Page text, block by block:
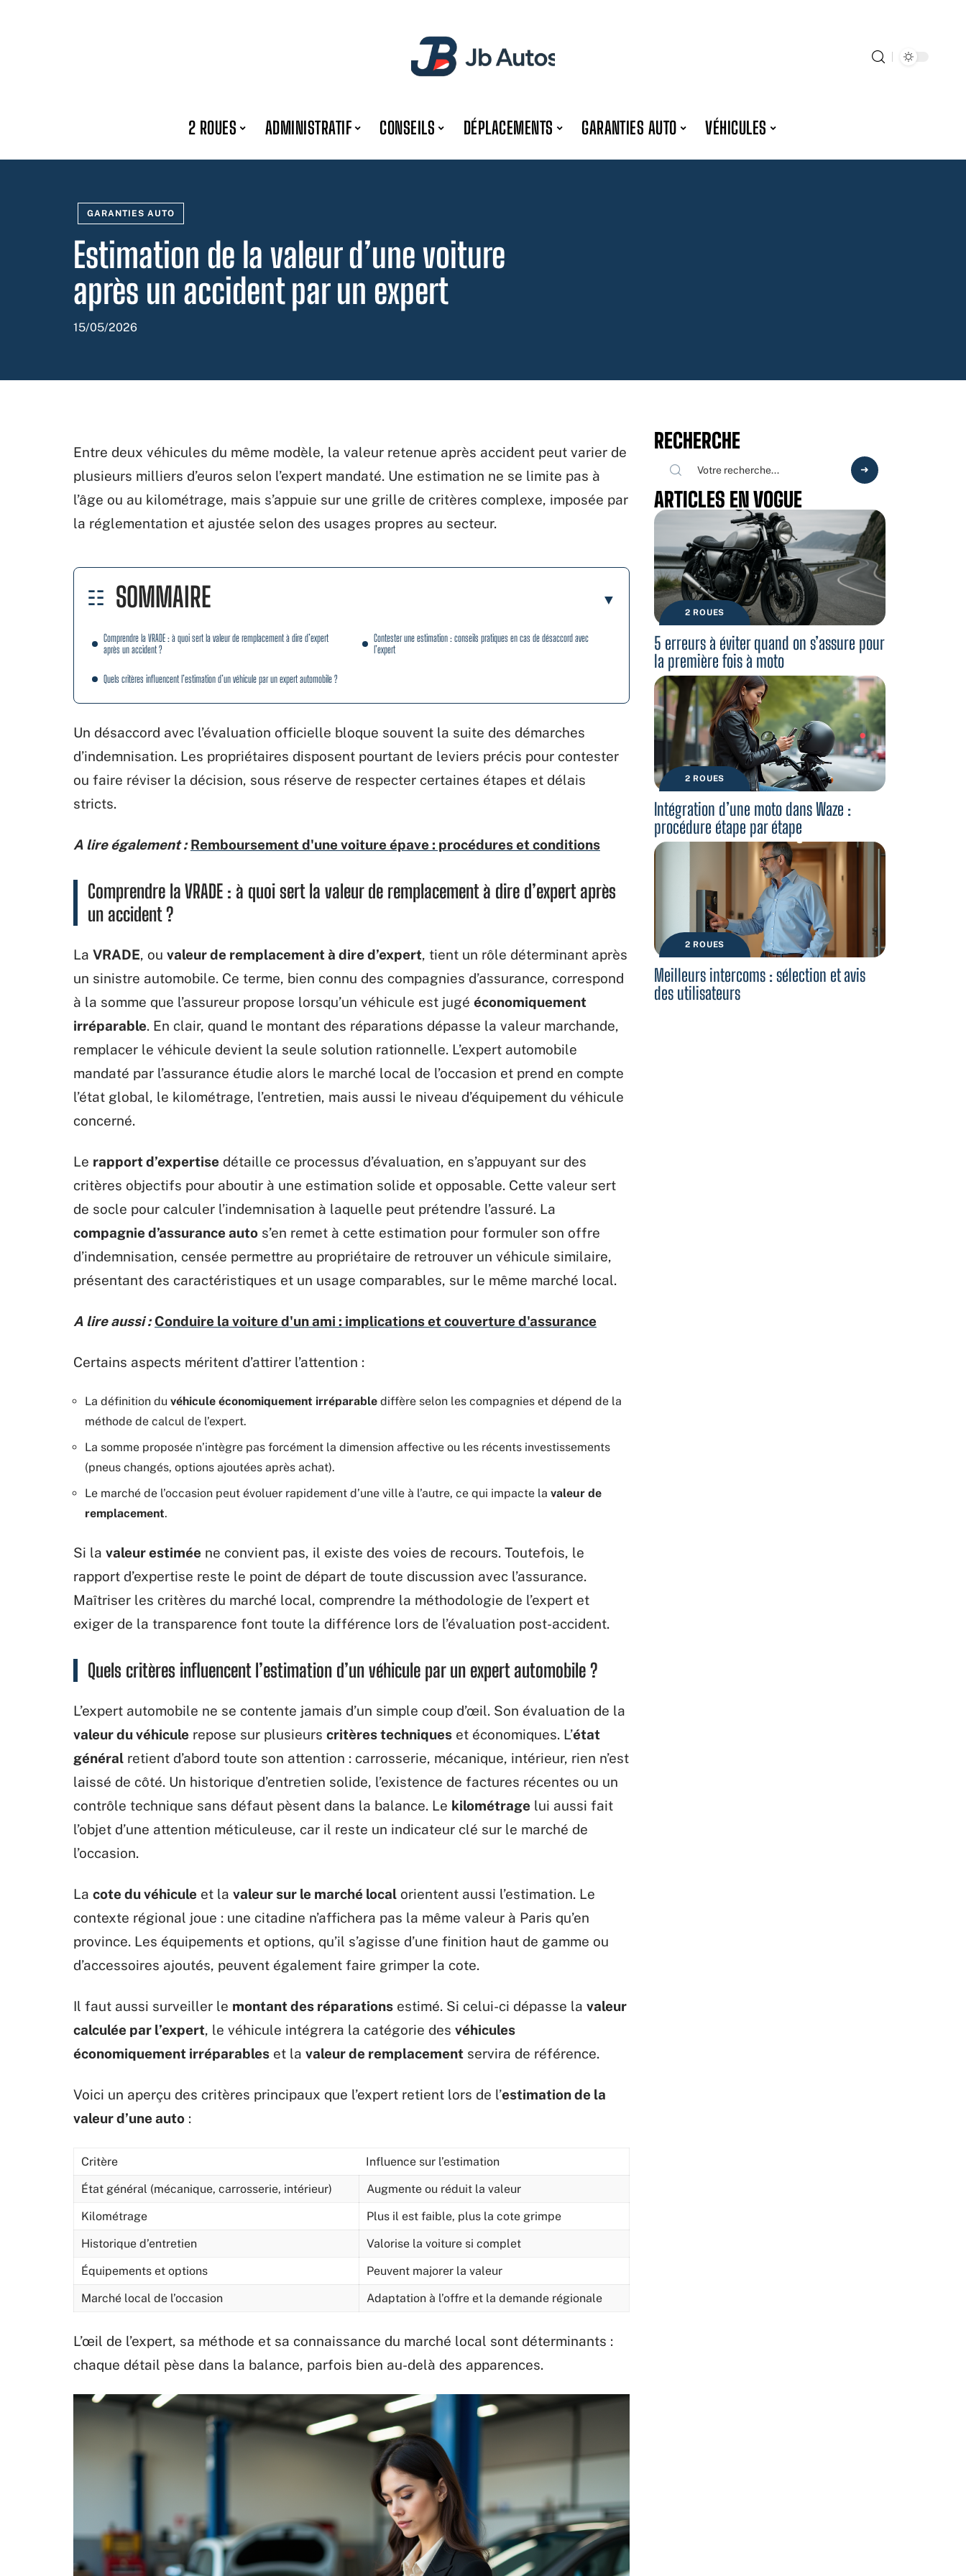
2 ROUES ADMINISTRATIF CONSEILS DÉPLACEMENTS GARANTIES AUTO VÉHICULES
GARANTIES AUTO
Estimation de la valeur d’une voiture
après un accident par un expert
15/05/2026
Entre deux véhicules du même modèle, la valeur retenue après accident peut varier de
plusieurs milliers d’euros selon l’expert mandaté. Une estimation ne se limite pas à
l’âge ou au kilométrage, mais s’appuie sur une grille de critères complexe, imposée par
la réglementation et ajustée selon des usages propres au secteur.
SOMMAIRE
Comprendre la VRADE : à quoi sert la valeur de remplacement à dire d’expert
après un accident ?
Quels critères influencent l’estimation d’un véhicule par un expert automobile ?
Contester une estimation : conseils pratiques en cas de désaccord avec
l’expert
Un désaccord avec l’évaluation officielle bloque souvent la suite des démarches
d’indemnisation. Les propriétaires disposent pourtant de leviers précis pour contester
ou faire réviser la décision, sous réserve de respecter certaines étapes et délais
stricts.
A lire également : Remboursement d'une voiture épave : procédures et conditions
Comprendre la VRADE : à quoi sert la valeur de remplacement à dire d’expert après
un accident ?
La VRADE, ou valeur de remplacement à dire d’expert, tient un rôle déterminant après
un sinistre automobile. Ce terme, bien connu des compagnies d’assurance, correspond
à la somme que l’assureur propose lorsqu’un véhicule est jugé économiquement
irréparable. En clair, quand le montant des réparations dépasse la valeur marchande,
remplacer le véhicule devient la seule solution rationnelle. L’expert automobile
mandaté par l’assurance étudie alors le marché local de l’occasion et prend en compte
l’état global, le kilométrage, l’entretien, mais aussi le niveau d’équipement du véhicule
concerné.
Le rapport d’expertise détaille ce processus d’évaluation, en s’appuyant sur des
critères objectifs pour aboutir à une estimation solide et opposable. Cette valeur sert
de socle pour calculer l’indemnisation à laquelle peut prétendre l’assuré. La
compagnie d’assurance auto s’en remet à cette estimation pour formuler son offre
d’indemnisation, censée permettre au propriétaire de retrouver un véhicule similaire,
présentant des caractéristiques et un usage comparables, sur le même marché local.
A lire aussi : Conduire la voiture d'un ami : implications et couverture d'assurance
Certains aspects méritent d’attirer l’attention :
La définition du véhicule économiquement irréparable diffère selon les compagnies et dépend de la
méthode de calcul de l’expert.
La somme proposée n’intègre pas forcément la dimension affective ou les récents investissements
(pneus changés, options ajoutées après achat).
Le marché de l’occasion peut évoluer rapidement d’une ville à l’autre, ce qui impacte la valeur de
remplacement.
Si la valeur estimée ne convient pas, il existe des voies de recours. Toutefois, le
rapport d’expertise reste le point de départ de toute discussion avec l’assurance.
Maîtriser les critères du marché local, comprendre la méthodologie de l’expert et
exiger de la transparence font toute la différence lors de l’évaluation post-accident.
Quels critères influencent l’estimation d’un véhicule par un expert automobile ?
L’expert automobile ne se contente jamais d’un simple coup d’œil. Son évaluation de la
valeur du véhicule repose sur plusieurs critères techniques et économiques. L’état
général retient d’abord toute son attention : carrosserie, mécanique, intérieur, rien n’est
laissé de côté. Un historique d’entretien solide, l’existence de factures récentes ou un
contrôle technique sans défaut pèsent dans la balance. Le kilométrage lui aussi fait
l’objet d’une attention méticuleuse, car il reste un indicateur clé sur le marché de
l’occasion.
La cote du véhicule et la valeur sur le marché local orientent aussi l’estimation. Le
contexte régional joue : une citadine n’affichera pas la même valeur à Paris qu’en
province. Les équipements et options, qu’il s’agisse d’une finition haut de gamme ou
d’accessoires ajoutés, peuvent également faire grimper la cote.
Il faut aussi surveiller le montant des réparations estimé. Si celui-ci dépasse la valeur
calculée par l’expert, le véhicule intégrera la catégorie des véhicules
économiquement irréparables et la valeur de remplacement servira de référence.
Voici un aperçu des critères principaux que l’expert retient lors de l’estimation de la
valeur d’une auto :
Critère
Influence sur l’estimation
État général (mécanique, carrosserie, intérieur)
Augmente ou réduit la valeur
Kilométrage
Plus il est faible, plus la cote grimpe
Historique d’entretien
Valorise la voiture si complet
Équipements et options
Peuvent majorer la valeur
Marché local de l’occasion
Adaptation à l’offre et la demande régionale
L’œil de l’expert, sa méthode et sa connaissance du marché local sont déterminants :
chaque détail pèse dans la balance, parfois bien au-delà des apparences.
RECHERCHE
ARTICLES EN VOGUE
2 ROUES
5 erreurs à éviter quand on s’assure pour
la première fois à moto
2 ROUES
Intégration d’une moto dans Waze :
procédure étape par étape
2 ROUES
Meilleurs intercoms : sélection et avis
des utilisateurs